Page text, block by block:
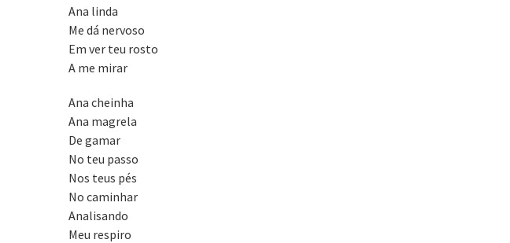
Ana linda
Me dá nervoso
Em ver teu rosto
A me mirar
Ana cheinha
Ana magrela
De gamar
No teu passo
Nos teus pés
No caminhar
Analisando
Meu respiro